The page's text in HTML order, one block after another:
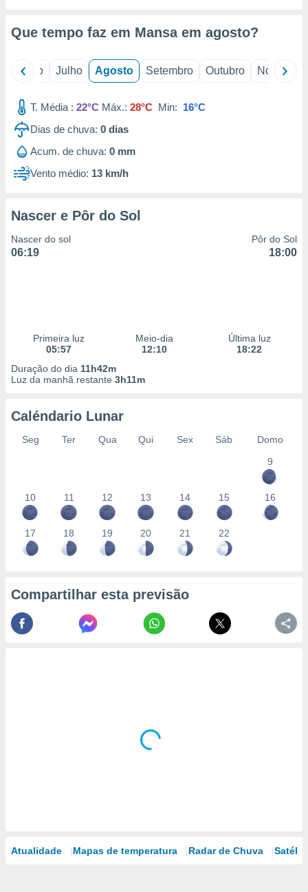
estudos
de
1199
Que tempo faz em Mansa em agosto?
Junho Julho Agosto Setembro Outubro Novembro
T. Média : 22°C Máx.: 28°C Min: 16°C
Dias de chuva: 0 dias
Acum. de chuva: 0 mm
Vento médio: 13 km/h
Nascer e Pôr do Sol
Nascer do sol
06:19
Pôr do Sol
18:00
Primeira luz
05:57
Meio-dia
12:10
Última luz
18:22
Duração do dia 11h42m
Luz da manhã restante 3h11m
Caléndario Lunar
Seg Ter Qua Qui Sex Sáb
Domo
9
10 11 12 13 14 15 16
17 18 19 20 21 22
Compartilhar esta previsão
Atualidade Mapas de temperatura Radar de Chuva